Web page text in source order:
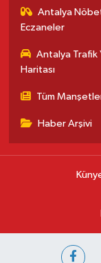
Antalya
Eczaneler
Antalya Trafik
Haritası
Tüm
Haber Arşivi